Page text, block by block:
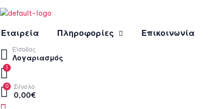
Εταιρεία Πληροφορίες Επικοινωνία
Είσοδος
Λογαριασμός
1
0 Σύνολο
0,00€
Menu